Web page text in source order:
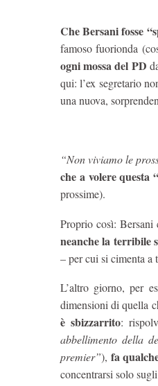
Che Bersani fosse
famoso fuorionda
ogni mossa del PD
qui: l’ex segretario
una nuova,
“Non viviamo le
che a volere questa
prossime).
Proprio così: Bersani
neanche la terribile
– per cui si cimenta a
L’altro giorno, per
dimensioni di quella
è sbizzarrito:
abbellimento della
premier”), fa
concentrarsi solo